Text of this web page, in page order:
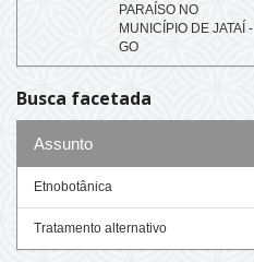
PARAÍSO NO
MUNICÍPIO DE JATAÍ -
GO
Busca facetada
Assunto
Etnobotânica
Tratamento alternativo